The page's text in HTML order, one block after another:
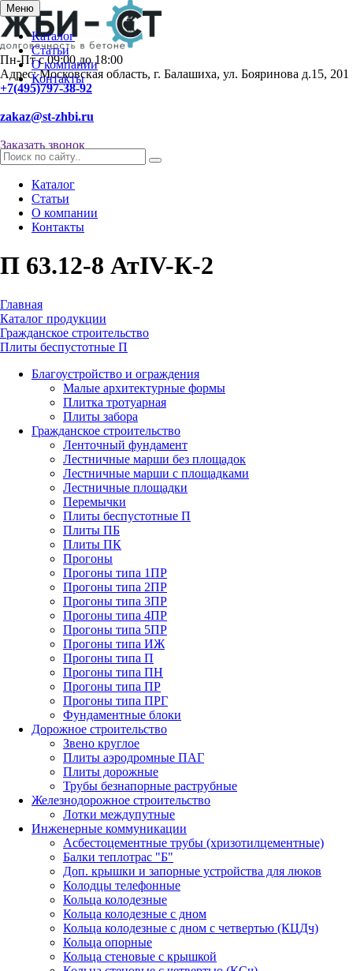
Меню
Каталог
Статьи
О компании
Контакты
Пн-Пт с 09:00 до 18:00
Адрес: Московская область, г. Балашиха, ул. Бояринова д.15, 201
+7(495)797-38-92
zakaz@st-zhbi.ru
Заказать звонок
Каталог
Статьи
О компании
Контакты
П 63.12-8 АтIV-К-2
Главная
Каталог продукции
Гражданское строительство
Плиты беспустотные П
Благоустройство и ограждения
Малые архитектурные формы
Плитка тротуарная
Плиты забора
Гражданское строительство
Ленточный фундамент
Лестничные марши без площадок
Лестничные марши с площадками
Лестничные площадки
Перемычки
Плиты беспустотные П
Плиты ПБ
Плиты ПК
Прогоны
Прогоны типа 1ПР
Прогоны типа 2ПР
Прогоны типа 3ПР
Прогоны типа 4ПР
Прогоны типа 5ПР
Прогоны типа ИЖ
Прогоны типа П
Прогоны типа ПН
Прогоны типа ПР
Прогоны типа ПРГ
Фундаментные блоки
Дорожное строительство
Звено круглое
Плиты аэродромные ПАГ
Плиты дорожные
Трубы безнапорные раструбные
Железнодорожное строительство
Лотки междупутные
Инженерные коммуникации
Асбестоцементные трубы (хризотилцементные)
Балки теплотрас "Б"
Доп. крышки и запорные устройства для люков
Колодцы телефонные
Кольца колодезные
Кольца колодезные с дном
Кольца колодезные с дном с четвертью (КЦДч)
Кольца опорные
Кольца стеновые с крышкой